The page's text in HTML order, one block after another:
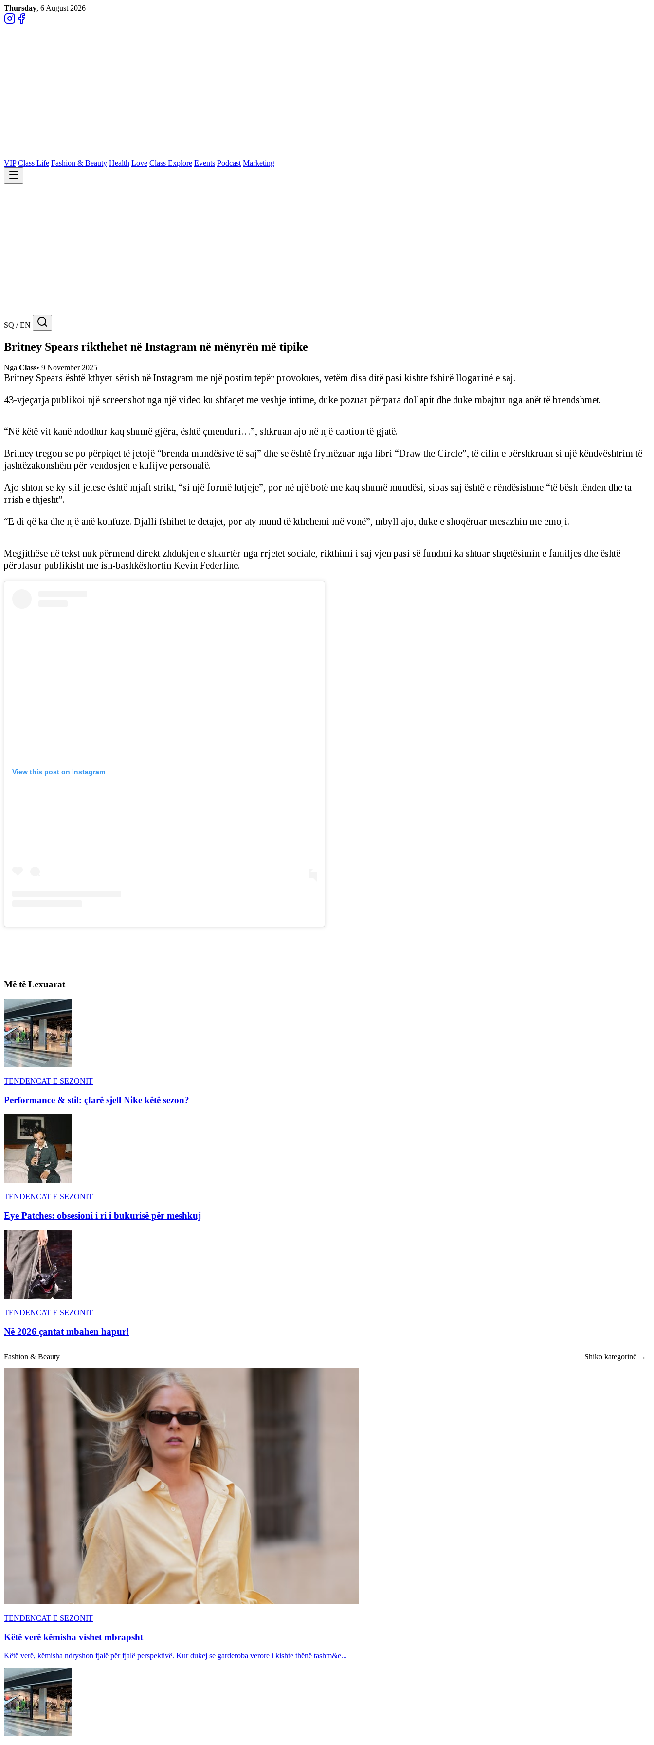
Thursday, 6 August 2026
VIP Class Life Fashion & Beauty Health Love Class Explore Events Podcast Marketing
SQ / EN
Britney Spears rikthehet në Instagram në mënyrën më tipike
Nga Class• 9 November 2025
Britney Spears është kthyer sërish në Instagram me një postim tepër provokues, vetëm disa ditë pasi kishte fshirë llogarinë e saj.
43-vjeçarja publikoi një screenshot nga një video ku shfaqet me veshje intime, duke pozuar përpara dollapit dhe duke mbajtur nga anët të brendshmet.
“Në këtë vit kanë ndodhur kaq shumë gjëra, është çmenduri…”, shkruan ajo në një caption të gjatë.
Britney tregon se po përpiqet të jetojë “brenda mundësive të saj” dhe se është frymëzuar nga libri “Draw the Circle”, të cilin e përshkruan si një këndvështrim të
jashtëzakonshëm për vendosjen e kufijve personalë.
Ajo shton se ky stil jetese është mjaft strikt, “si një formë lutjeje”, por në një botë me kaq shumë mundësi, sipas saj është e rëndësishme “të bësh tënden dhe ta
rrish e thjesht”.
“E di që ka dhe një anë konfuze. Djalli fshihet te detajet, por aty mund të kthehemi më vonë”, mbyll ajo, duke e shoqëruar mesazhin me emoji.
Megjithëse në tekst nuk përmend direkt zhdukjen e shkurtër nga rrjetet sociale, rikthimi i saj vjen pasi së fundmi ka shtuar shqetësimin e familjes dhe është
përplasur publikisht me ish-bashkëshortin Kevin Federline.
View this post on Instagram
Më të Lexuarat
TENDENCAT E SEZONIT
Performance & stil: çfarë sjell Nike këtë sezon?
TENDENCAT E SEZONIT
Eye Patches: obsesioni i ri i bukurisë për meshkuj
TENDENCAT E SEZONIT
Në 2026 çantat mbahen hapur!
Fashion & Beauty Shiko kategorinë →
TENDENCAT E SEZONIT
Këtë verë këmisha vishet mbrapsht
Këtë verë, këmisha ndryshon fjalë për fjalë perspektivë. Kur dukej se garderoba verore i kishte thënë tashm&e...